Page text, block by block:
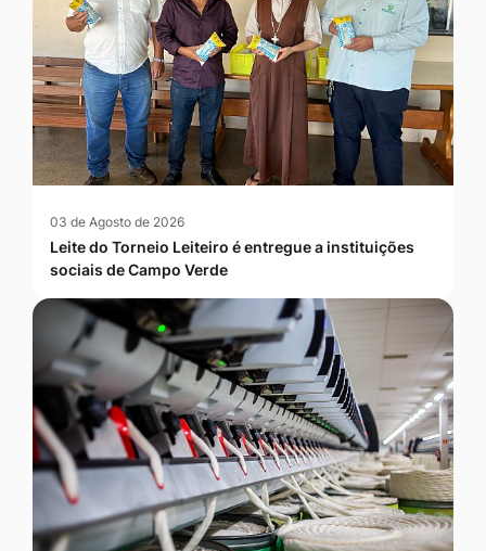
03 de Agosto de 2026
Leite do Torneio Leiteiro é entregue a instituições
sociais de Campo Verde